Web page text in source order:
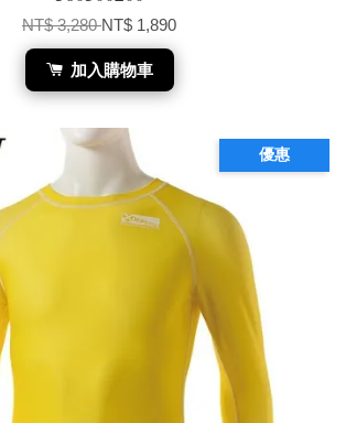
NT$ 3,280NT$ 1,890
加入購物車
優惠